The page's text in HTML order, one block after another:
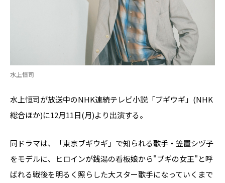
水上恒司
水上恒司が放送中のNHK連続テレビ小説「ブギウギ」(NHK
総合ほか)に12月11日(月)より出演する。
同ドラマは、「東京ブギウギ」で知られる歌手・笠置シヅ子
をモデルに、ヒロインが銭湯の看板娘から"ブギの女王"と呼
ばれる戦後を明るく照らした大スター歌手になっていくまで